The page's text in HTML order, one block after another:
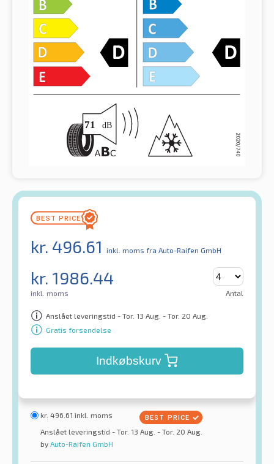
kr. 496.61 inkl. moms fra Auto-Raifen GmbH
kr. 1986.44
inkl. moms Antal
Anslået leveringstid - Tor. 13 Aug. - Tor. 20 Aug.
Gratis forsendelse
Indkøbskurv
kr. 496.61 inkl. moms
Anslået leveringstid - Tor. 13 Aug. - Tor. 20 Aug.
by Auto-Raifen GmbH